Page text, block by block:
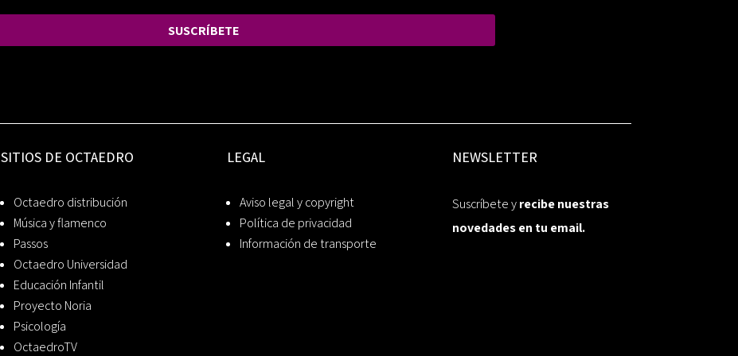
SUSCRÍBETE
SITIOS DE OCTAEDRO
Octaedro distribución
Música y flamenco
Passos
Octaedro Universidad
Educación Infantil
Proyecto Noria
Psicología
OctaedroTV
LEGAL
Aviso legal y copyright
Política de privacidad
Información de transporte
NEWSLETTER
Suscríbete yrecibe nuestras
novedades en tu email.